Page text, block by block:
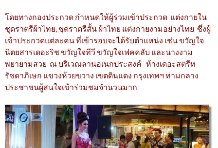
โดยทางกองประกวด กำหนดให้ผู้ร่วมเข้าประกวด แต่งกายใน
ชุดราตรีผ้าไทย, ชุดราตรีสั้น ผ้าไทย แต่งกายงามอย่างไทย ซึ่งผู้
เข้าประกวดแต่ละคน ที่เข้ารอบจะได้รับตำแหน่ง เช่น ขวัญใจ
นิตยสารเดอะริช ขวัญใจทีวี ขวัญใจเฟคคลับ และนางงาม
พยายามสวย ณ บริเวณลานอเนกประสงค์ ห้างเดอะสตรีท
รัชดาภิเษก แขวงห้วยขวาง เขตดินแดง กรุงเทพฯ ท่ามกลาง
ประชาชนผู้สนใจเข้าร่วมชมจำนวนมาก